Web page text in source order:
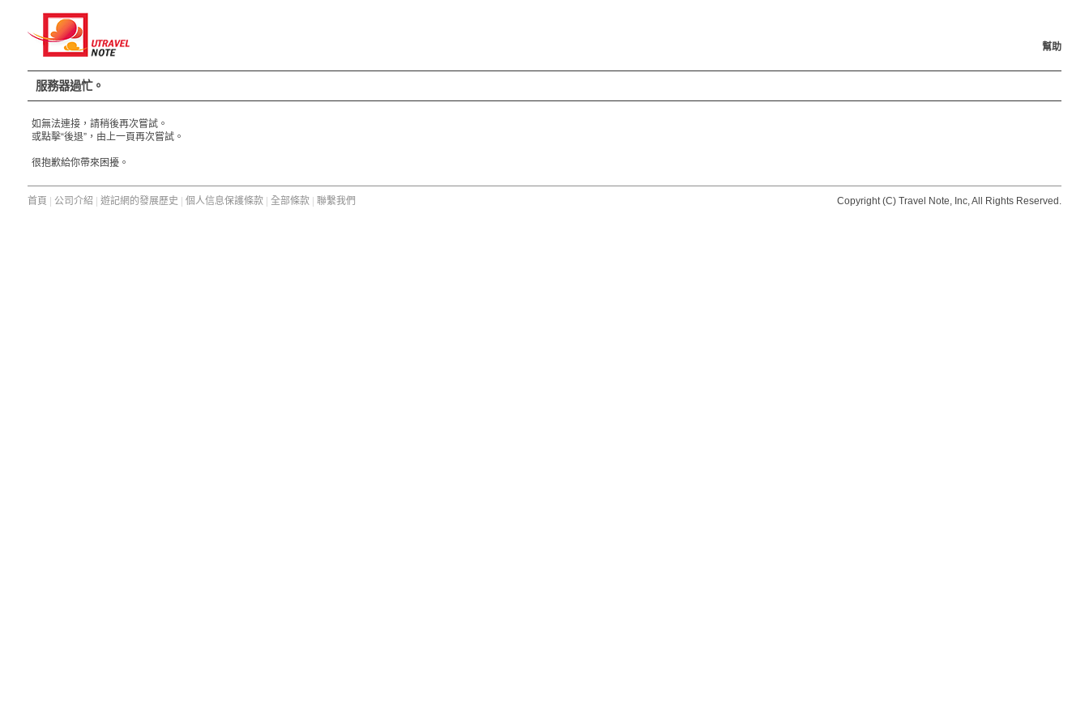
幫助
服務器過忙。
如無法連接，請稍後再次嘗試。
或點擊“後退”，由上一頁再次嘗試。
很抱歉給你帶來困擾。
首頁 公司介紹 遊記網的發展歷史 個人信息保護條款| 全部條款| 聯繫我們 Copyright (C) Travel Note, Inc, All Rights Reserved.